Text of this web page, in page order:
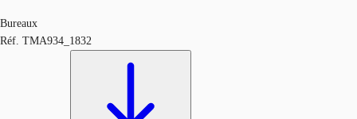
Bureaux
Réf. TMA934_1832